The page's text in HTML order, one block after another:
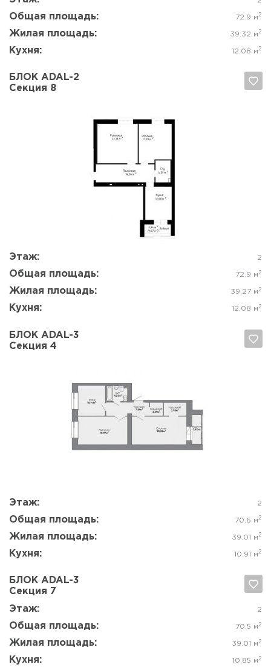
Общая площадь: 72.9 м 2
Жилая площадь: 39.32 м 2
Кухня: 12.08 м 2
БЛОК ADAL-2
Секция 8
Этаж: 2
Общая площадь: 72.9 м 2
Жилая площадь: 39.27 м 2
Кухня: 12.08 м 2
Отмена
БЛОК ADAL-3
Секция 4
Этаж: 2
Общая площадь: 70.6 м 2
Жилая площадь: 39.01 м 2
Кухня: 10.91 м 2
Да, удалить Отмена
БЛОК ADAL-3
Секция 7